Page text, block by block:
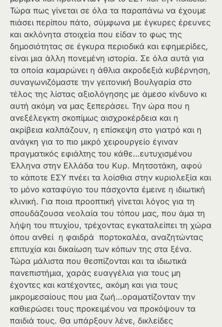
Τώρα πως γίνεται σε όλα τα παραπάνω να έχουμε
πιάσει περίπου πάτο, σύμφωνα με έγκυρες έρευνες
και ακλόνητα στοιχεία που είδαν το φως της
δημοσιότητας σε έγκυρα περιοδικά και εφημερίδες,
είναι μια άλλη πονεμένη ιστορία. Σε όλα αυτά για
τα οποία καμαρώνει η άθλια ακροδεξιά κυβέρνηση,
συναγωνιζόμαστε την γειτονική Βουλγαρία στο
τέλος της λίστας αξιολόγησης με άμεσο κίνδυνο κι
αυτή ακόμη να μας ξεπεράσει. Την ώρα που η
ανεξέλεγκτη σκοπίμως αισχροκέρδεια και η
ακρίβεια καλπάζουν, η επίσκεψη στο γιατρό και η
ανάγκη για το πιο μικρό χειρουργείο έγιναν
πραγματικός εφιάλτης του κάθε…ευτυχισμένου
Έλληνα στην Ελλάδα του Κυρ. Μητσοτάκη, αφού
το κάποτε ΕΣΥ πνέει τα λοίσθια στην κυριολεξία και
το μόνο καταφύγιο του πάσχοντα έμεινε η ιδιωτική
κλινική. Για ποια προοπτική γίνεται λόγος για τη
σπουδάζουσα νεολαία του τόπου μας, που άμα τη
λήψη του πτυχίου, τρέχοντας εγκαταλείπει τη χώρα
όπου ανθεί η φαιδρά πορτοκαλέα, αναζητώντας
επιτυχία και δικαίωση των κόπων της στα ξένα.
Τώρα μάλιστα που θεσπίζονται και τα ιδιωτικά
πανεπιστήμια, χαράς ευαγγέλια για τους μη
έχοντες και κατέχοντες, ακόμη και για τους
μικρομεσαίους που μια ζωή…οραματίζονταν την
καθιερώσει τους προκειμένου να προκόψουν τα
παιδιά τους. Θα υπάρξουν λένε, δικλείδες